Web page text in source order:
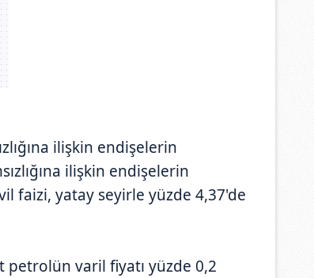
ilişkin endişelerin
ilişkin endişelerin
faizi, yatay seyirle yüzde 4,37'de
varil fiyatı yüzde 0,2